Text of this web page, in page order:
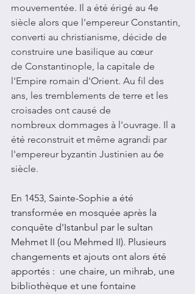
mouvementée. Il a été érigé au 4e
siècle alors que l'empereur Constantin,
converti au christianisme, décide de
construire une basilique au cœur
de Constantinople, la capitale de
l'Empire romain d'Orient. Au fil des
ans, les tremblements de terre et les
croisades ont causé de
nombreux dommages à l'ouvrage. Il a
été reconstruit et même agrandi par
l'empereur byzantin Justinien au 6e
siècle.
En 1453, Sainte-Sophie a été
transformée en mosquée après la
conquête d'Istanbul par le sultan
Mehmet II (ou Mehmed II). Plusieurs
changements et ajouts ont alors été
apportés :  une chaire, un mihrab, une
bibliothèque et une fontaine